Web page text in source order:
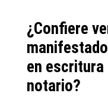
¿Confiere
en
notario?